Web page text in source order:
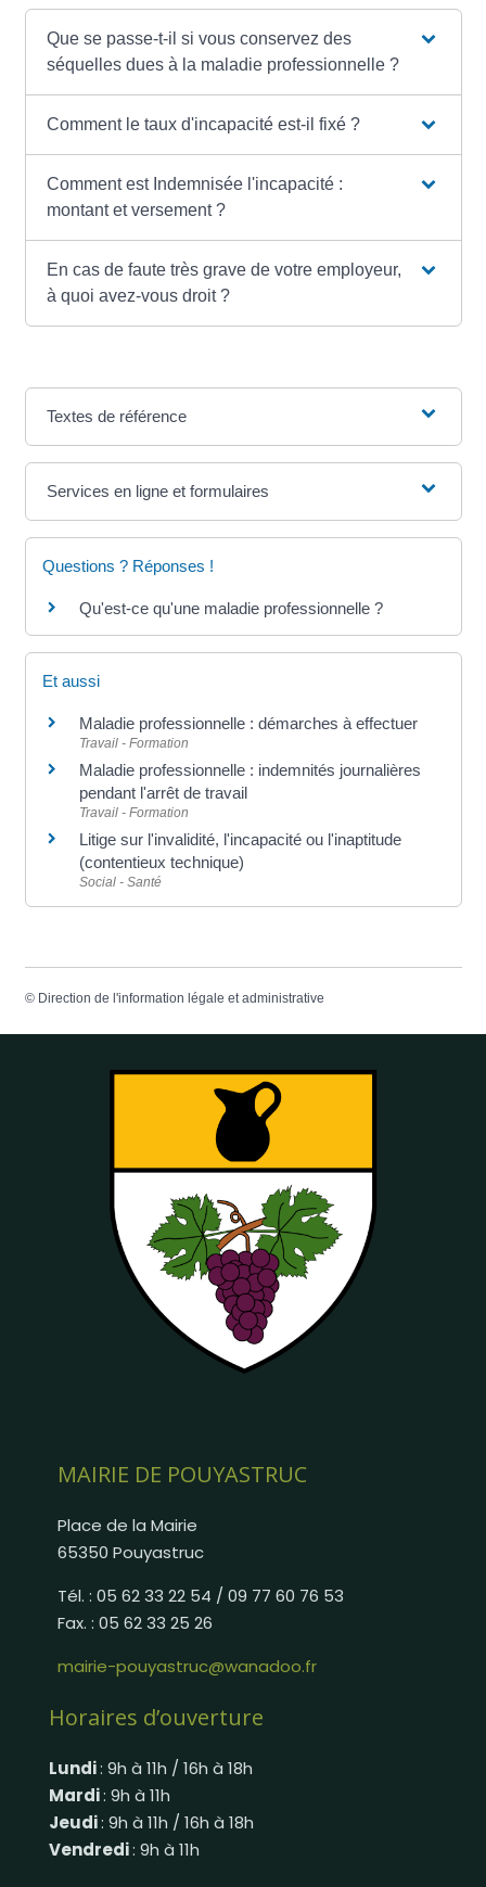
Que se passe-t-il si vous conservez des
séquelles dues à la maladie professionnelle ?
Comment le taux d'incapacité est-il fixé ?
Comment est Indemnisée l'incapacité :
montant et versement ?
En cas de faute très grave de votre employeur,
à quoi avez-vous droit ?
Textes de référence
Services en ligne et formulaires
Questions ? Réponses !
Qu'est-ce qu'une maladie professionnelle ?
Et aussi
Maladie professionnelle : démarches à effectuer
Travail - Formation
Maladie professionnelle : indemnités journalières
pendant l'arrêt de travail
Travail - Formation
Litige sur l'invalidité, l'incapacité ou l'inaptitude
(contentieux technique)
Social - Santé
© Direction de l'information légale et administrative
MAIRIE DE POUYASTRUC
Place de la Mairie
65350 Pouyastruc
Tél. : 05 62 33 22 54 / 09 77 60 76 53
Fax. : 05 62 33 25 26
mairie-pouyastruc@wanadoo.fr
Horaires d’ouverture
Lundi: 9h à 11h / 16h à 18h
Mardi: 9h à 11h
Jeudi: 9h à 11h / 16h à 18h
Vendredi: 9h à 11h